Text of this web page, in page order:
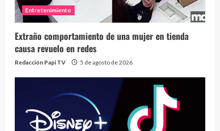
Entretenimiento
Extraño comportamiento de una mujer en tienda
causa revuelo en redes
Redacción Papi TV 5 de agosto de 2026